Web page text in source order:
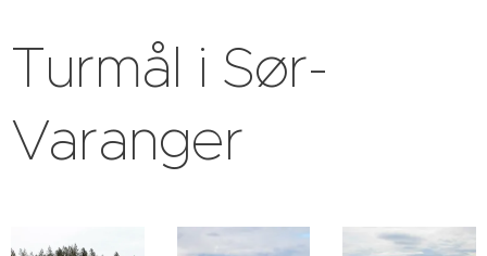
Turmål i Sør-
Varanger